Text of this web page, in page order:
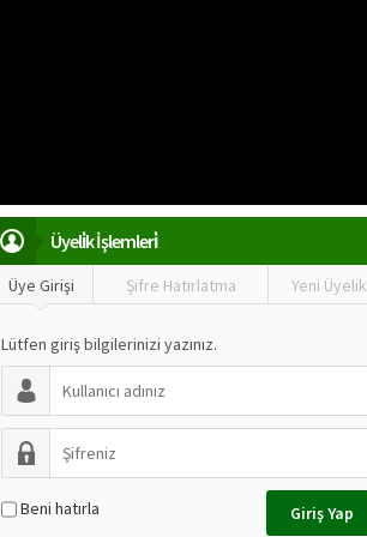
Üyeli̇k İşlemleri̇
Üye Girişi Şifre Hatırlatma Yeni Üyelik
Lütfen giriş bilgilerinizi yazınız.
Beni hatırla